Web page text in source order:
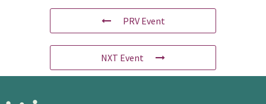
PRV Event
NXT Event